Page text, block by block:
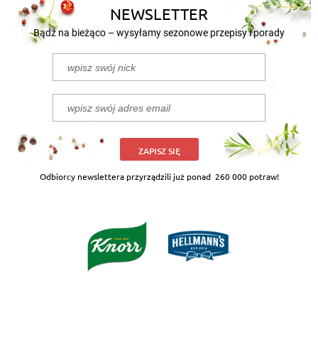
NEWSLETTER
Bądź na bieżąco – wysyłamy sezonowe przepisy i porady
ZAPISZ SIĘ
Odbiorcy newslettera przyrządzili już ponad 260 000 potraw!